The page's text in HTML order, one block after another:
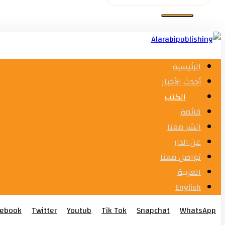
الرئيسية
أحدث الأخبار
الكتب
قائمة
انشر معنا
عن الدار
تواصل معنا
العربية
English
Twitter Youtub Tik Tok Snapchat
WhatsApp